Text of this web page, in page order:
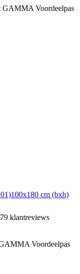
GAMMA Voordeelpas
cm (bxh)
klantreviews
Voordeelpas